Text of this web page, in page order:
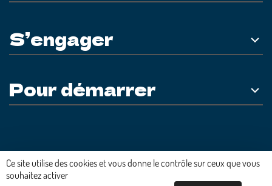
S’engager
Pour démarrer
Plateforme développée en France parHACKTIV
Ce site utilise des cookies et vous donne le contrôle sur ceux que vous
souhaitez activer